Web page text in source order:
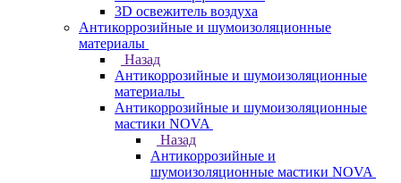
3D освежитель воздуха
Антикоррозийные и шумоизоляционные
материалы
Назад
Антикоррозийные и шумоизоляционные
материалы
Антикоррозийные и шумоизоляционные
мастики NOVA
Назад
Антикоррозийные и
шумоизоляционные мастики NOVA